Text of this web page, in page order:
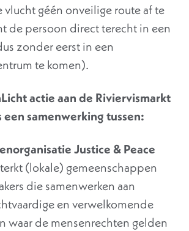
vlucht géén onveilige route af te
de persoon direct terecht in een
zonder eerst in een
te komen).
actie aan de Riviervismarkt
een samenwerking tussen:
Justice & Peace
(lokale) gemeenschappen
die samenwerken aan
en verwelkomende
waar de mensenrechten gelden